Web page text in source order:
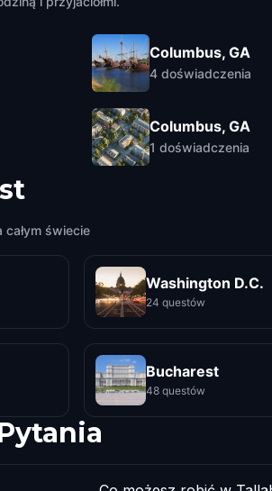
Columbus, GA
4 doświadczenia
Columbus, GA
1 doświadczenia
świecie
Washington D.C.
24 questów
Bucharest
48 questów